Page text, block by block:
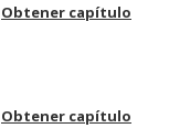
Obtener capítulo
Obtener capítulo